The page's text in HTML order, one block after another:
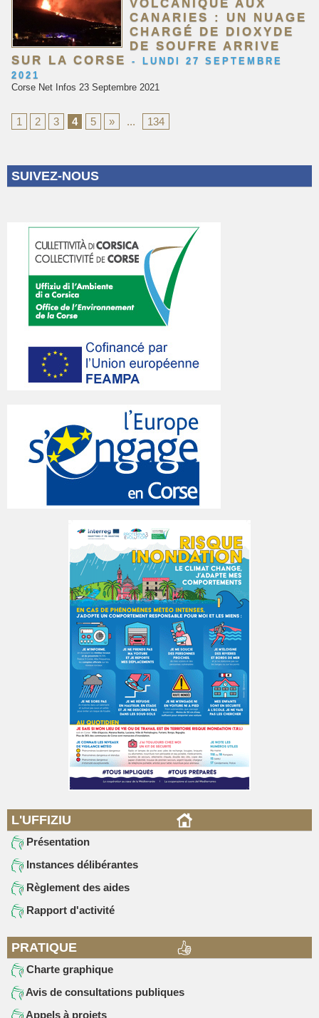
VOLCANIQUE AUX
CANARIES : UN NUAGE
CHARGÉ DE DIOXYDE
DE SOUFRE ARRIVE
SUR LA CORSE
-
LUNDI 27 SEPTEMBRE
2021
Corse Net Infos 23 Septembre 2021
1 2 3 4 5 » ... 134
SUIVEZ-NOUS
L'UFFIZIU
Présentation
Instances délibérantes
Règlement des aides
Rapport d'activité
PRATIQUE
Charte graphique
Avis de consultations publiques
Appels à projets